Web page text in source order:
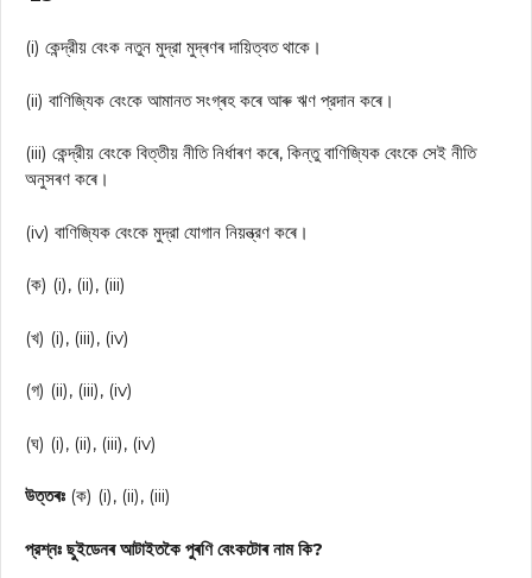
(i) কেন্দ্রীয় বেংক নতুন মুদ্রা মুদ্ৰণৰ দায়িত্বত থাকে।
(ii) বাণিজ্যিক বেংকে আমানত সংগ্ৰহ কৰে আৰু ঋণ প্রদান কৰে।
(iii) কেন্দ্রীয় বেংকে বিত্তীয় নীতি নির্ধাৰণ কৰে, কিন্তু বাণিজ্যিক বেংকে সেই নীতি
অনুসৰণ কৰে।
(iv) বাণিজ্যিক বেংকে মুদ্রা যোগান নিয়ন্ত্রণ কৰে।
(ক) (i), (ii), (iii)
(খ) (i), (iii), (iv)
(গ) (ii), (iii), (iv)
(ঘ) (i), (ii), (iii), (iv)
উত্তৰঃ (ক) (i), (ii), (iii)
প্রশ্নঃ ছুইডেনৰ আটাইতকৈ পুৰণি বেংকটোৰ নাম কি?